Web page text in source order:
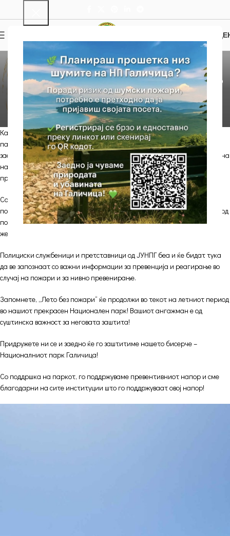
НОВОСТИ
Кампањата „Лето без
пожари“
DCOn 25/07/2023
Кампањата „Лето без пожари“ стартуваше вчера и во Националниот
парк Галичица! На почетокот на оваа кампања беше спроведена
заедничка активност за запознавање на граѓаните со истата од страна
на Директорот на Јавната установа Национален парк Галичица,
претставници на Националниот парк и претставници на ПС Ресен.
Со взаемна соработка помеѓу институциите и секако со вашата
поддршка, ќе се обидеме да образуваме заедница свесна за ризиците од
пожари и го заштитиме нашето природно богатство, посебно во овие
жешки летни денови кога ваквата опасност е се поголема!
Полициски службеници и претставници од ЈУНПГ беа и ќе бидат тука
да ве запознаат со важни информации за превенција и реагирање во
случај на пожари и за нивно превенирање.
Запомнете, „Лето без пожари“ ќе продолжи во текот на летниот период
во нашиот прекрасен Национален парк! Вашиот ангажман е од
суштинска важност за неговата заштита!
Придружете ни се и заедно ќе го заштитиме нашето бисерче –
Националниот парк Галичица!
Со поддршка на паркот, го поддржуваме превентивниот напор и сме
благодарни на сите институции што го поддржуваат овој напор!